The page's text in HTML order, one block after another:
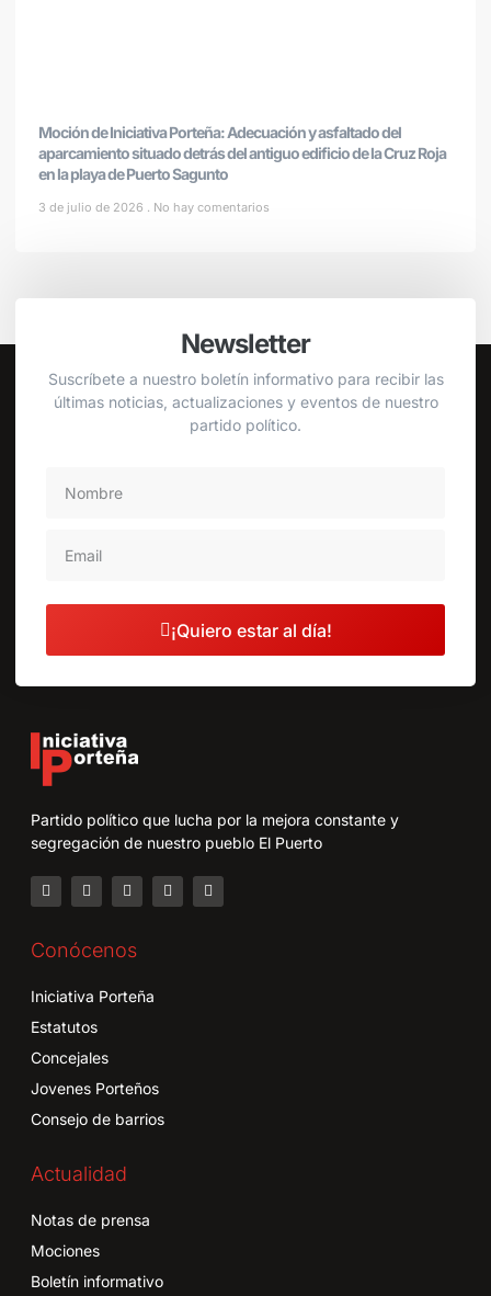
Moción de Iniciativa Porteña: Adecuación y asfaltado del
aparcamiento situado detrás del antiguo edificio de la Cruz Roja
en la playa de Puerto Sagunto
3 de julio de 2026 No hay comentarios
Newsletter
Suscríbete a nuestro boletín informativo para recibir las
últimas noticias, actualizaciones y eventos de nuestro
partido político.
¡Quiero estar al día!
Partido político que lucha por la mejora constante y
segregación de nuestro pueblo El Puerto
Conócenos
Iniciativa Porteña
Estatutos
Concejales
Jovenes Porteños
Consejo de barrios
Actualidad
Notas de prensa
Mociones
Boletín informativo